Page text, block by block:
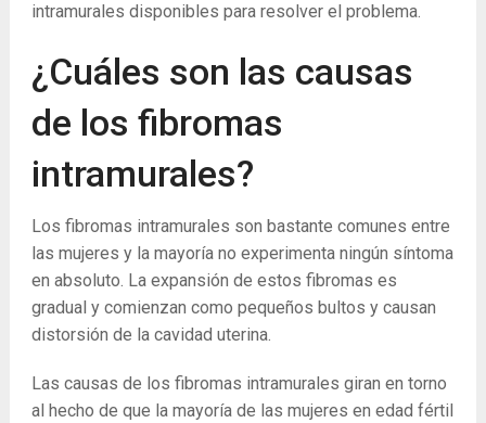
intramurales disponibles para resolver el problema.
¿Cuáles son las causas
de los fibromas
intramurales?
Los fibromas intramurales son bastante comunes entre
las mujeres y la mayoría no experimenta ningún síntoma
en absoluto. La expansión de estos fibromas es
gradual y comienzan como pequeños bultos y causan
distorsión de la cavidad uterina.
Las causas de los fibromas intramurales giran en torno
al hecho de que la mayoría de las mujeres en edad fértil